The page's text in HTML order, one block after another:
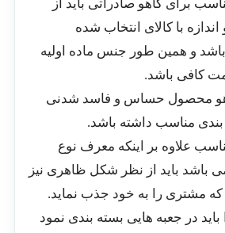
برای کاهو صادراتی باید از
اندازه با کالای انتخاب شده
و همین طور جنس ماده اولیه
کافی باشد.
محصول حساس و فاسد شدنی
مناسب داشته باشد.
علاوه بر اینکه معرف نوع
باشد باید از نظر شکل ظاهری نیز
که مشتری را به خود جذب نماید.
در جعبه هایی بسته بندی نمود